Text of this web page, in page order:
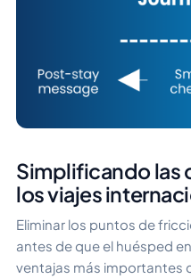
Simplificando las
los viajes
Eliminar los puntos de
antes de que el huésped
ventajas más importantes